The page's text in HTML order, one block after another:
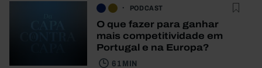
PODCAST
O que fazer para ganhar
mais competitividade em
Portugal e na Europa?
61 MIN